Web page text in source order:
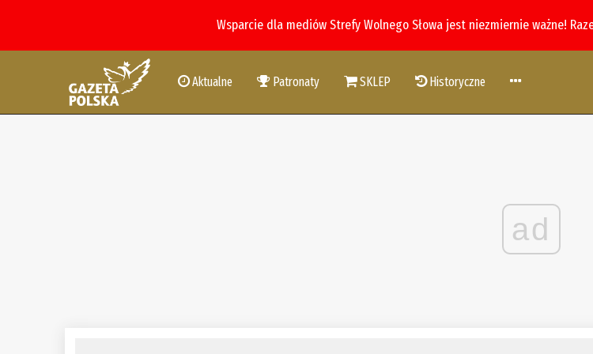
Wsparcie dla mediów Strefy Wolnego Słowa jest niezmiernie ważne!
Aktualne Patronaty SKLEP Historyczne
ad